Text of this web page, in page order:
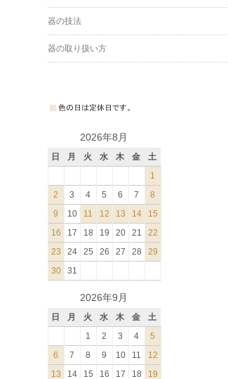
器の技法
器の取り扱い方
2026年8月
日 月 火 水 木 金
土
1
2
3 4 5 6 7
8
9
10 11 12 13 14
15
16
17 18 19 20 21
22
23
24 25 26 27 28
29
30
31
2026年9月
日 月 火 水 木 金
土
1
2 3 4
5
6
7 8 9 10 11
12
13
14 15 16 17 18 19